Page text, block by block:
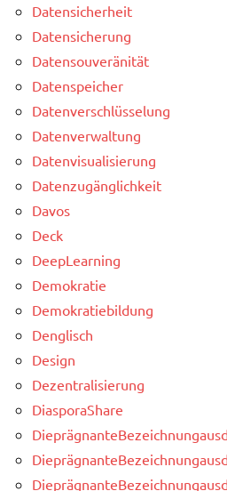
Datensicherheit
Datensicherung
Datensouveränität
Datenspeicher
Datenverschlüsselung
Datenverwaltung
Datenvisualisierung
Datenzugänglichkeit
Davos
Deck
DeepLearning
Demokratie
Demokratiebildung
Denglisch
Design
Dezentralisierung
DiasporaShare